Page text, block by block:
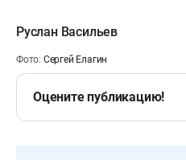
Вратари: Билялов — Миска
Руслан Васильев
Фото: Сергей Елагин
Оцените публикацию!